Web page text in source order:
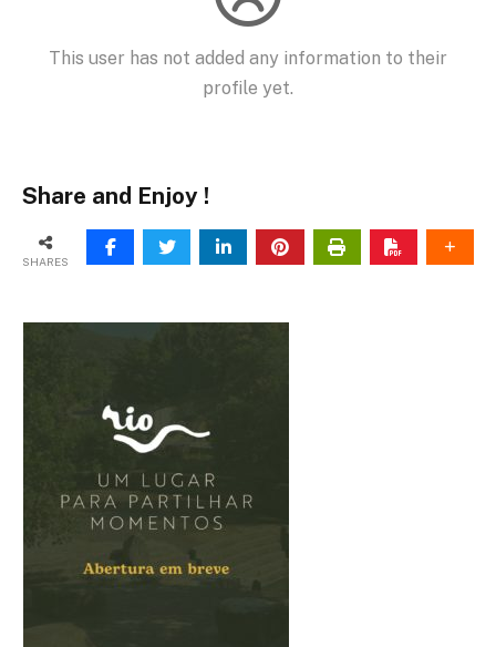
This user has not added any information to their
profile yet.
Share and Enjoy !
SHARES